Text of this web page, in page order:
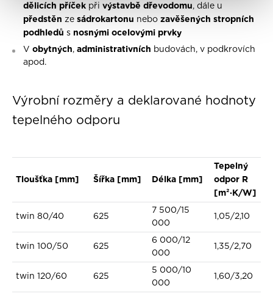
dělicích příček při výstavbě dřevodomu, dále u
předstěn ze sádrokartonu nebo zavěšených stropních
podhledů s nosnými ocelovými prvky
V obytných, administrativních budovách, v podkrovích
apod.
Výrobní rozměry a deklarované hodnoty
tepelného odporu
Tloušťka [mm] Šířka [mm] Délka [mm]
Tepelný
odpor R
[m²·K/W]
twin 80/40 625
7 500/15
000
1,05/2,10
twin 100/50 625
6 000/12
000
1,35/2,70
twin 120/60 625
5 000/10
000
1,60/3,20